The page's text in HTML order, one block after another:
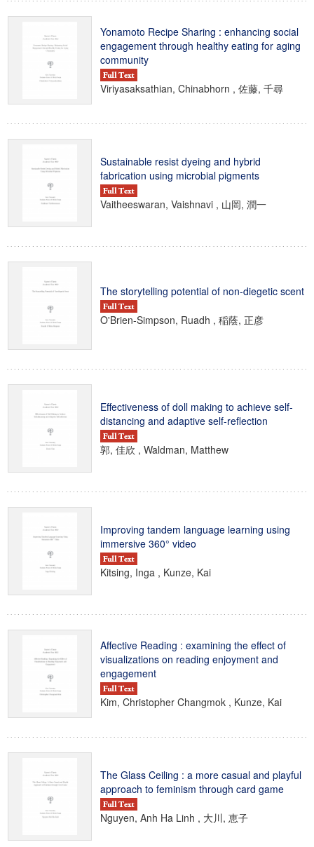
Yonamoto Recipe Sharing : enhancing social
engagement through healthy eating for aging
community
Viriyasaksathian, Chinabhorn , 佐藤, 千尋
Sustainable resist dyeing and hybrid
fabrication using microbial pigments
Vaitheeswaran, Vaishnavi , 山岡, 潤一
The storytelling potential of non-diegetic scent
O'Brien-Simpson, Ruadh , 稲蔭, 正彦
Effectiveness of doll making to achieve self-
distancing and adaptive self-reflection
郭, 佳欣 , Waldman, Matthew
Improving tandem language learning using
immersive 360° video
Kitsing, Inga , Kunze, Kai
Affective Reading : examining the effect of
visualizations on reading enjoyment and
engagement
Kim, Christopher Changmok , Kunze, Kai
The Glass Ceiling : a more casual and playful
approach to feminism through card game
Nguyen, Anh Ha Linh , 大川, 恵子